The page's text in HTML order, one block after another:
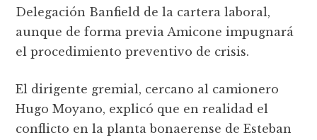
Delegación Banfield de la cartera laboral,
aunque de forma previa Amicone impugnará
el procedimiento preventivo de crisis.
El dirigente gremial, cercano al camionero
Hugo Moyano, explicó que en realidad el
conflicto en la planta bonaerense de Esteban